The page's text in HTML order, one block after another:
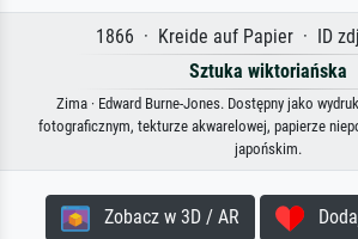
1866 · Kreide auf Papier · ID
Sztuka wiktoriańska
Zima · Edward Burne-Jones. Dostępny jako
fotograficznym, tekturze akwarelowej, papierze
japońskim.
Zobacz w 3D / AR